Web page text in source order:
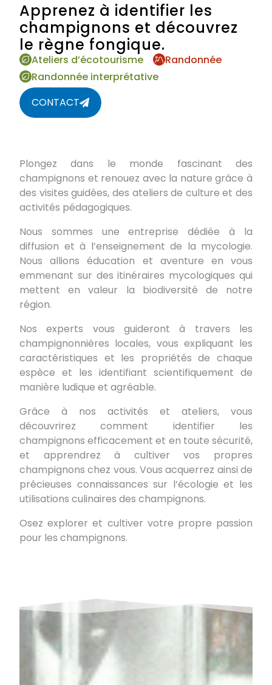
Apprenez à identifier les
champignons et découvrez
le règne fongique.
Ateliers d’écotourisme
Randonnée
Randonnée interprétative
CONTACT
Plongez dans le monde fascinant des
champignons et renouez avec la nature grâce à
des visites guidées, des ateliers de culture et des
activités pédagogiques.
Nous sommes une entreprise dédiée à la
diffusion et à l’enseignement de la mycologie.
Nous allions éducation et aventure en vous
emmenant sur des itinéraires mycologiques qui
mettent en valeur la biodiversité de notre
région.
Nos experts vous guideront à travers les
champignonnières locales, vous expliquant les
caractéristiques et les propriétés de chaque
espèce et les identifiant scientifiquement de
manière ludique et agréable.
Grâce à nos activités et ateliers, vous
découvrirez comment identifier les
champignons efficacement et en toute sécurité,
et apprendrez à cultiver vos propres
champignons chez vous. Vous acquerrez ainsi de
précieuses connaissances sur l’écologie et les
utilisations culinaires des champignons.
Osez explorer et cultiver votre propre passion
pour les champignons.